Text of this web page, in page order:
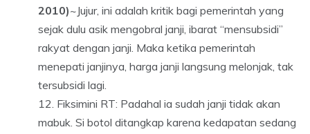
2010)~Jujur, ini adalah kritik bagi pemerintah yang
sejak dulu asik mengobral janji, ibarat “mensubsidi”
rakyat dengan janji. Maka ketika pemerintah
menepati janjinya, harga janji langsung melonjak, tak
tersubsidi lagi.
Fiksimini RT: Padahal ia sudah janji tidak akan
mabuk. Si botol ditangkap karena kedapatan sedang